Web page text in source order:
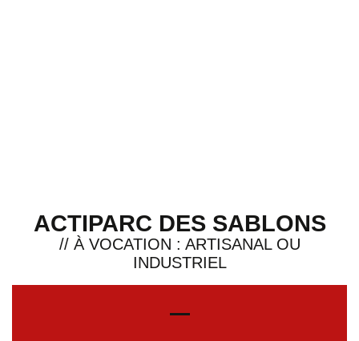
ACTIPARC DES SABLONS
// À VOCATION : ARTISANAL OU
INDUSTRIEL